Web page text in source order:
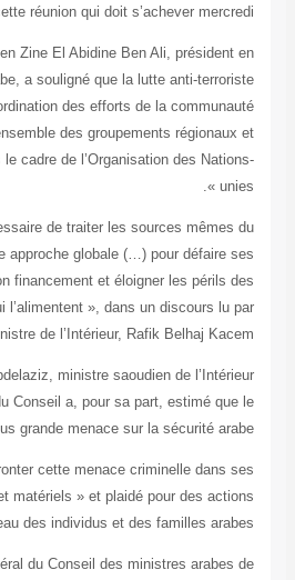
réunion qui doit s’achever mercredi.
Zine El Abidine Ben Ali, président en
a souligné que la lutte anti-terroriste
des efforts de la communauté
des groupements régionaux et
cadre de l’Organisation des Nations-
unies ».
de traiter les sources mêmes du
approche globale (…) pour défaire ses
financement et éloigner les périls des
l’alimentent », dans un discours lu par
de l’Intérieur, Rafik Belhaj Kacem.
ministre saoudien de l’Intérieur
Conseil a, pour sa part, estimé que le
grande menace sur la sécurité arabe ».
cette menace criminelle dans ses
matériels » et plaidé pour des actions
des individus et des familles arabes.
du Conseil des ministres arabes de